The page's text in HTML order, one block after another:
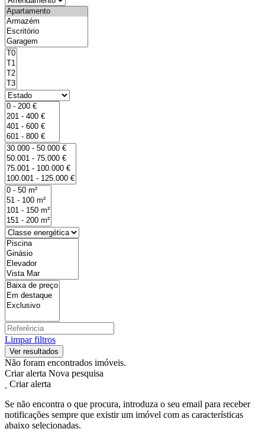
Limpar filtros
Não foram encontrados imóveis.
Criar alerta Nova pesquisa
Criar alerta
Se não encontra o que procura, introduza o seu email para receber
notificações sempre que existir um imóvel com as características
abaixo selecionadas.